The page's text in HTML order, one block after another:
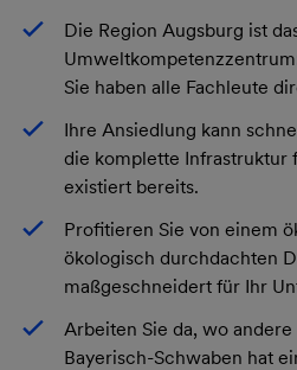
Die Region Augsburg ist
Sie haben alle Fachleute
Ihre Ansiedlung kann
die komplette Infrastruktur
existiert bereits.
Profitieren Sie von einem
ökologisch durchdachten
maßgeschneidert für Ihr
Arbeiten Sie da, wo
Bayerisch-Schwaben hat